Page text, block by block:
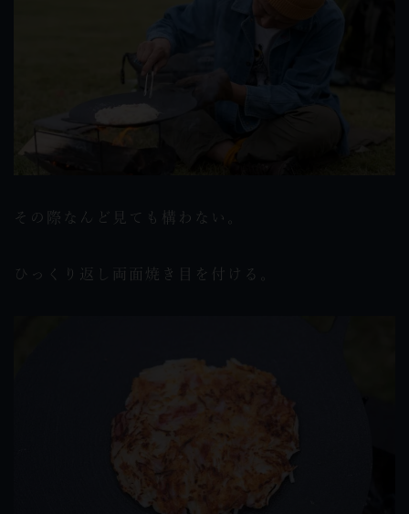
その際なんど見ても構わない。
ひっくり返し両面焼き目を付ける。